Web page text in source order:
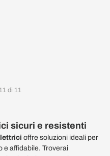
11 di 11
sicuri e resistenti
offre soluzioni ideali per
e affidabile. Troverai